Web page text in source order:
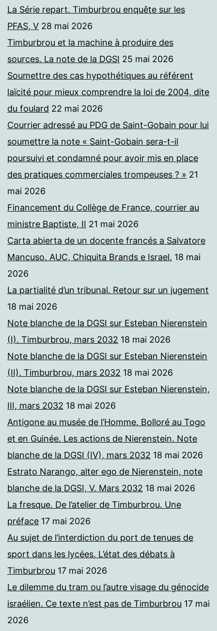
La Série repart. Timburbrou enquête sur les
PFAS, V 28 mai 2026
Timburbrou et la machine à produire des
sources. La note de la DGSI 25 mai 2026
Soumettre des cas hypothétiques au référent
laïcité pour mieux comprendre la loi de 2004, dite
du foulard 22 mai 2026
Courrier adressé au PDG de Saint-Gobain pour lui
soumettre la note « Saint-Gobain sera-t-il
poursuivi et condamné pour avoir mis en place
des pratiques commerciales trompeuses ? » 21
mai 2026
Financement du Collège de France, courrier au
ministre Baptiste, II 21 mai 2026
Carta abierta de un docente francés a Salvatore
Mancuso. AUC, Chiquita Brands e Israel. 18 mai
2026
La partialité d’un tribunal. Retour sur un jugement
18 mai 2026
Note blanche de la DGSI sur Esteban Nierenstein
(I). Timburbrou, mars 2032 18 mai 2026
Note blanche de la DGSI sur Esteban Nierenstein
(II). Timburbrou, mars 2032 18 mai 2026
Note blanche de la DGSI sur Esteban Nierenstein,
III, mars 2032 18 mai 2026
Antigone au musée de l’Homme. Bolloré au Togo
et en Guinée. Les actions de Nierenstein. Note
blanche de la DGSI (IV), mars 2032 18 mai 2026
Estrato Narango, alter ego de Nierenstein, note
blanche de la DGSI, V. Mars 2032 18 mai 2026
La fresque. De l’atelier de Timburbrou. Une
préface 17 mai 2026
Au sujet de l’interdiction du port de tenues de
sport dans les lycées. L’état des débats à
Timburbrou 17 mai 2026
Le dilemme du tram ou l’autre visage du génocide
israélien. Ce texte n’est pas de Timburbrou 17 mai
2026